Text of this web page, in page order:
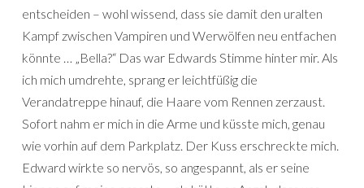
entscheiden – wohl wissend, dass sie damit den uralten
Kampf zwischen Vampiren und Werwölfen neu entfachen
könnte … „Bella?“ Das war Edwards Stimme hinter mir. Als
ich mich umdrehte, sprang er leichtfüßig die
Verandatreppe hinauf, die Haare vom Rennen zerzaust.
Sofort nahm er mich in die Arme und küsste mich, genau
wie vorhin auf dem Parkplatz. Der Kuss erschreckte mich.
Edward wirkte so nervös, so angespannt, als er seine